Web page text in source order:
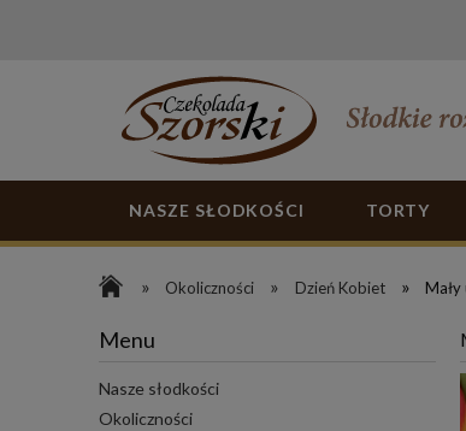
NASZE SŁODKOŚCI TORTY
» Okoliczności » Dzień Kobiet »
Menu
Nasze słodkości
Okoliczności